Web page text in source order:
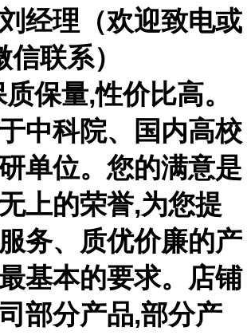
经理（欢迎致电或
联系）
保量,性价比高。
中科院、国内高校
单位。您的满意是
上的荣誉,为您提
务、质优价廉的产
基本的要求。店铺
部分产品,部分产